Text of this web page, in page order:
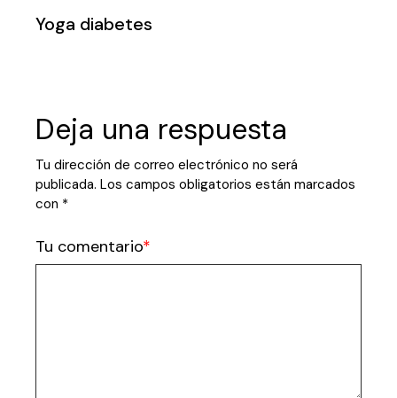
Yoga diabetes
Deja una respuesta
Tu dirección de correo electrónico no será
publicada. Los campos obligatorios están marcados
con *
Tu comentario